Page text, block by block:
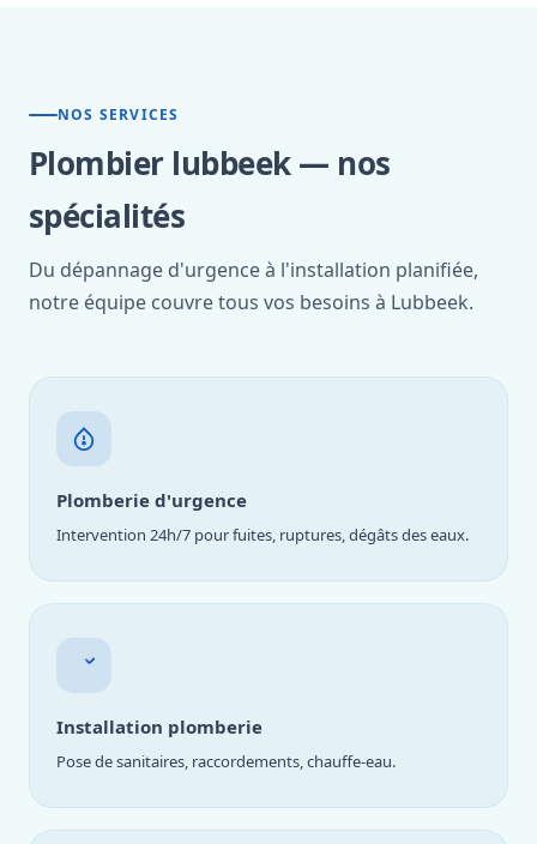
NOS SERVICES
Plombier lubbeek — nos
spécialités
Du dépannage d'urgence à l'installation planifiée,
notre équipe couvre tous vos besoins à Lubbeek.
Plomberie d'urgence
Intervention 24h/7 pour fuites, ruptures, dégâts des eaux.
Installation plomberie
Pose de sanitaires, raccordements, chauffe-eau.